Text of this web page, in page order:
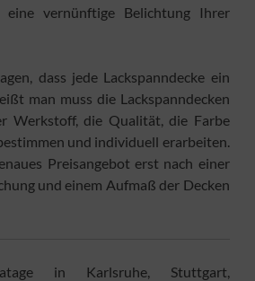
eine vernünftige Belichtung Ihrer
dass jede Lackspanndecke ein
man muss die Lackspanndecken
Werkstoff, die Qualität, die Farbe
und individuell erarbeiten.
Preisangebot erst nach einer
und einem Aufmaß der Decken
in Karlsruhe, Stuttgart,